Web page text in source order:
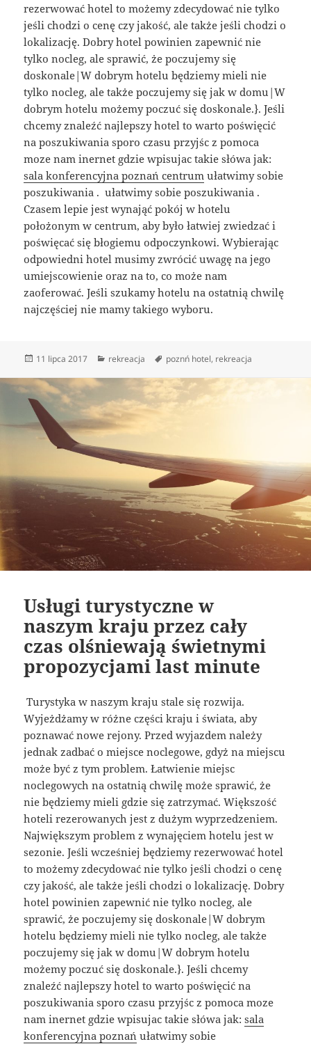
rezerwować hotel to możemy zdecydować nie tylko
jeśli chodzi o cenę czy jakość, ale także jeśli chodzi o
lokalizację. Dobry hotel powinien zapewnić nie
tylko nocleg, ale sprawić, że poczujemy się
doskonale|W dobrym hotelu będziemy mieli nie
tylko nocleg, ale także poczujemy się jak w domu|W
dobrym hotelu możemy poczuć się doskonale.}. Jeśli
chcemy znaleźć najlepszy hotel to warto poświęcić
na poszukiwania sporo czasu przyjśc z pomoca
moze nam inernet gdzie wpisujac takie słówa jak:
sala konferencyjna poznań centrum ułatwimy sobie
poszukiwania . ułatwimy sobie poszukiwania .
Czasem lepie jest wynająć pokój w hotelu
położonym w centrum, aby było łatwiej zwiedzać i
poświęcać się błogiemu odpoczynkowi. Wybierając
odpowiedni hotel musimy zwrócić uwagę na jego
umiejscowienie oraz na to, co może nam
zaoferować. Jeśli szukamy hotelu na ostatnią chwilę
najczęściej nie mamy takiego wyboru.
Data
11 lipca 2017 Kategorie
rekreacja Tagi
poznń hotel, rekreacja
Usługi turystyczne w
naszym kraju przez cały
czas olśniewają świetnymi
propozycjami last minute
Turystyka w naszym kraju stale się rozwija.
Wyjeżdżamy w różne części kraju i świata, aby
poznawać nowe rejony. Przed wyjazdem należy
jednak zadbać o miejsce noclegowe, gdyż na miejscu
może być z tym problem. Łatwienie miejsc
noclegowych na ostatnią chwilę może sprawić, że
nie będziemy mieli gdzie się zatrzymać. Większość
hoteli rezerowanych jest z dużym wyprzedzeniem.
Największym problem z wynajęciem hotelu jest w
sezonie. Jeśli wcześniej będziemy rezerwować hotel
to możemy zdecydować nie tylko jeśli chodzi o cenę
czy jakość, ale także jeśli chodzi o lokalizację. Dobry
hotel powinien zapewnić nie tylko nocleg, ale
sprawić, że poczujemy się doskonale|W dobrym
hotelu będziemy mieli nie tylko nocleg, ale także
poczujemy się jak w domu|W dobrym hotelu
możemy poczuć się doskonale.}. Jeśli chcemy
znaleźć najlepszy hotel to warto poświęcić na
poszukiwania sporo czasu przyjśc z pomoca moze
nam inernet gdzie wpisujac takie słówa jak:sala
konferencyjna poznań ułatwimy sobie